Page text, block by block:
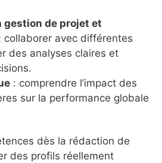
gestion de projet et
collaborer avec différentes
des analyses claires et
: comprendre l’impact des
sur la performance globale
dès la rédaction de
des profils réellement